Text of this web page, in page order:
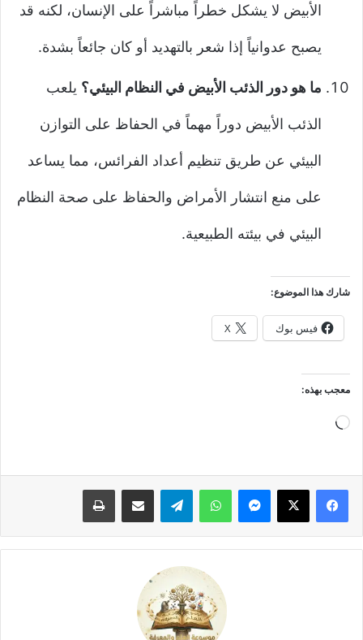
الأبيض لا يشكل خطراً مباشراً على الإنسان، لكنه قد
يصبح عدوانياً إذا شعر بالتهديد أو كان جائعاً بشدة.
ما هو دور الذئب الأبيض في النظام البيئي؟ يلعب
الذئب الأبيض دوراً مهماً في الحفاظ على التوازن
البيئي عن طريق تنظيم أعداد الفرائس، مما يساعد
على منع انتشار الأمراض والحفاظ على صحة النظام
البيئي في بيئته الطبيعية.
شارك هذا الموضوع:
فيس بوك X
معجب بهذه:
جاري
فيسبوك ‫X ماسنجر واتساب تيلقرام مشاركة عبر البريد طباعة